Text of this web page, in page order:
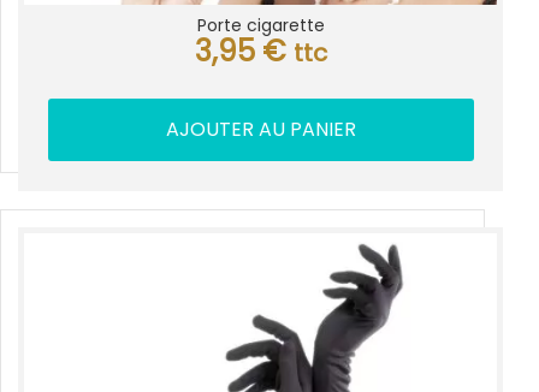
Porte cigarette
3,95 € ttc
AJOUTER AU PANIER